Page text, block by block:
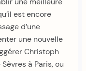
est encore
d’une
une nouvelle
Christoph
à Paris, ou